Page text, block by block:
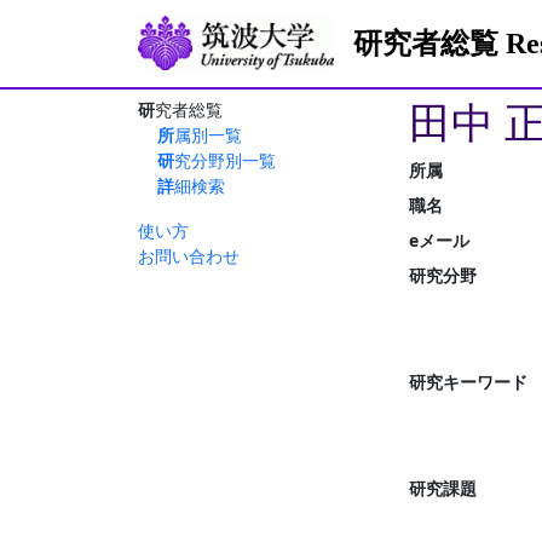
研究者総覧
研究者総覧
所属別一覧
研究分野別一覧
詳細検索
使い方
お問い合わせ
田中
所属
職名
eメール
研究分野
研究キーワード
研究課題